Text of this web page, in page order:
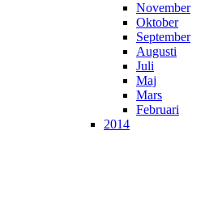
November
Oktober
September
Augusti
Juli
Maj
Mars
Februari
2014